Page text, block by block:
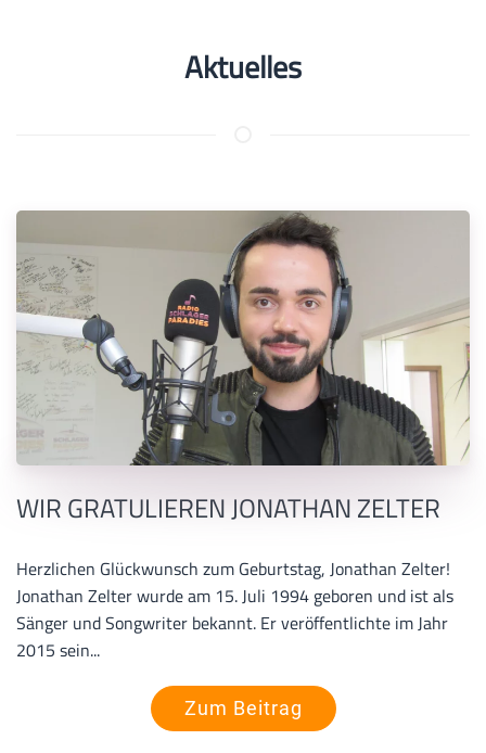
Aktuelles
WIR GRATULIEREN JONATHAN ZELTER
Herzlichen Glückwunsch zum Geburtstag, Jonathan Zelter!
Jonathan Zelter wurde am 15. Juli 1994 geboren und ist als
Sänger und Songwriter bekannt. Er veröffentlichte im Jahr
2015 sein...
Zum Beitrag